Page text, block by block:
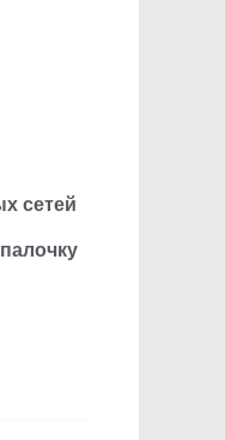
сетей